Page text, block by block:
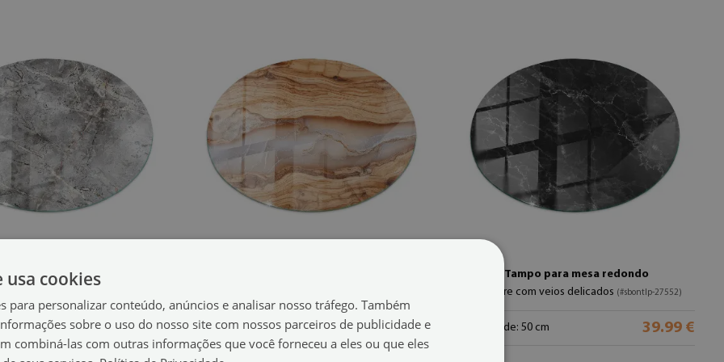
para mesa redondo
cm 39.99 € tamanho de: 50 cm 39.99 €
Tampo para mesa redondo
Mármore com veios delicados (#sbontlp-27552)
tamanho de: 50 cm 39.99 €
usa cookies
para personalizar conteúdo, anúncios e analisar nosso tráfego. Também
sobre o uso do nosso site com nossos parceiros de publicidade e
combiná-las com outras informações que você forneceu a eles ou que eles